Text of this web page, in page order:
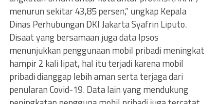
menurun sekitar 43,85 persen,” ungkap Kepala
Dinas Perhubungan DKI Jakarta Syafrin Liputo.
Disaat yang bersamaan juga data Ipsos
menunjukkan penggunaan mobil pribadi meningkat
hampir 2 kali lipat, hal itu terjadi karena mobil
pribadi dianggap lebih aman serta terjaga dari
penularan Covid-19. Data lain yang mendukung